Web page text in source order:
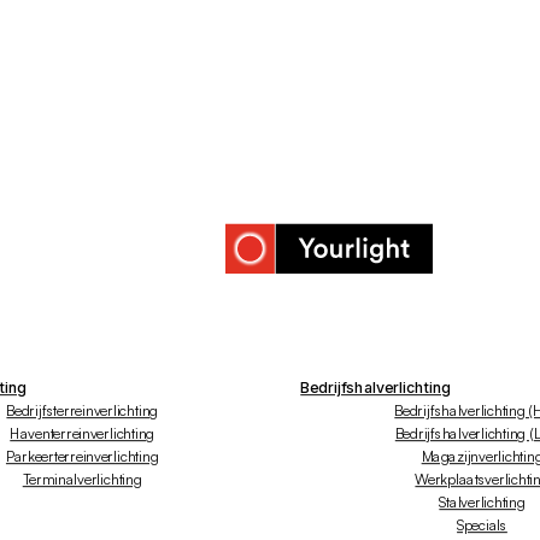
Bedrijfsterreinverlichting
Haventerreinverlichting
Parkeerterreinverlichting
Terminalverlichting
Bedrijfshalverlichting
Bedrijfshalverlichting
Bedrijfshalverlichting
Stalverlichting
Specials